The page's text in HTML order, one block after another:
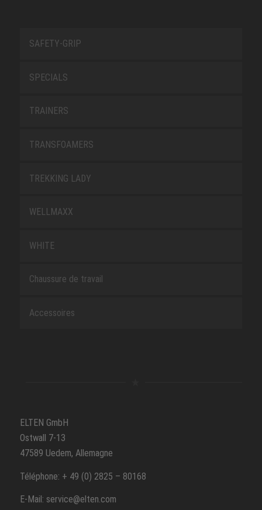
SAFETY-GRIP
SPECIALS
TRAINERS
TRANSFOAMERS
TREKKING LADY
WELLMAXX
WHITE
Chaussure de travail
Accessoires
ELTEN GmbH
Ostwall 7-13
47589 Uedem, Allemagne
Téléphone: + 49 (0) 2825 – 80168
E-Mail: service@elten.com